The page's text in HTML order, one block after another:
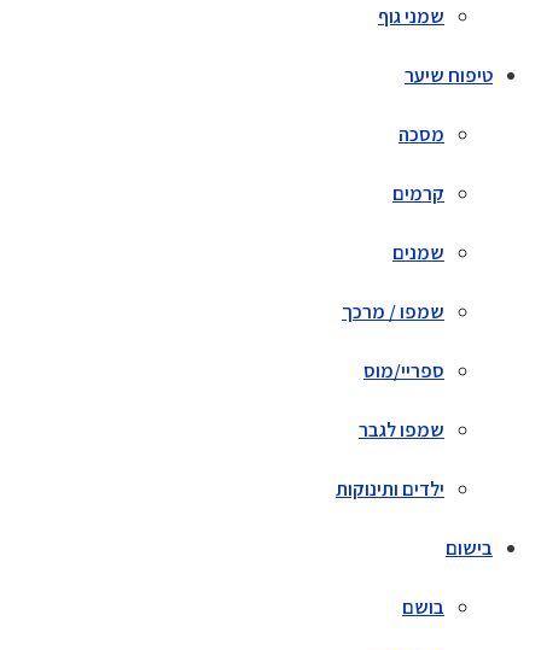
שמני גוף
טיפוח שיער
מסכה
קרמים
שמנים
שמפו / מרכך
ספריי/מוס
שמפו לגבר
ילדים ותינוקות
בישום
בושם